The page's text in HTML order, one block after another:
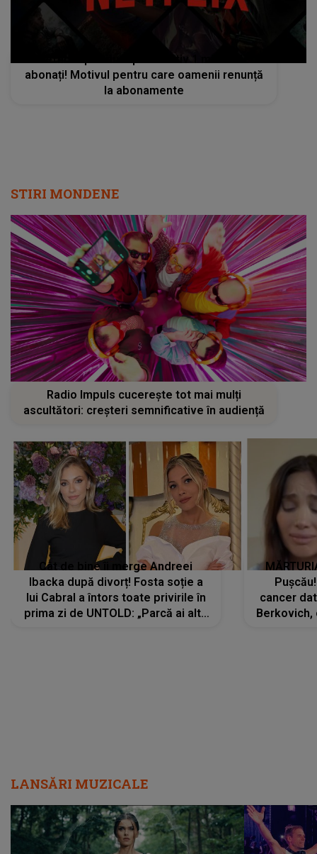
Netflix a pierdut aproximativ 1 milion de
abonați! Motivul pentru care oamenii renunță
la abonamente
STIRI MONDENE
Radio Impuls cucerește tot mai mulți
ascultători: creșteri semnificative în audiență
Cât de bine îi merge Andreei
Ibacka după divorț! Fosta soție a
lui Cabral a întors toate privirile în
prima zi de UNTOLD: „Parcă ai altă
cancer
Berkovich,
LANSĂRI MUZICALE